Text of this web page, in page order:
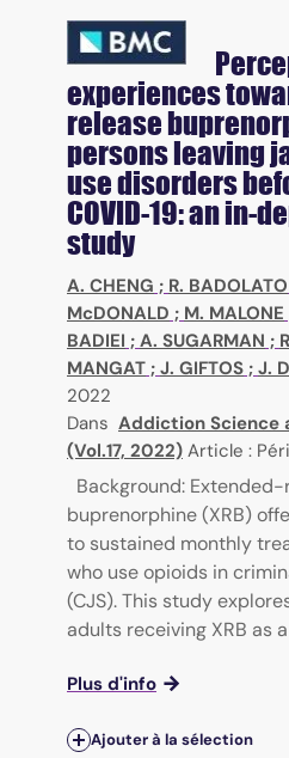
experiences
release
persons leaving
use disorders
COVID-19: an in-
study
A. CHENG ; R. BADOLATO
McDONALD ; M. MALONE
BADIEI ; A. SUGARMAN ;
MANGAT ; J. GIFTOS ; J.
2022
Dans Addiction Science
(Vol.17, 2022) Article :
Background:
buprenorphine (XRB)
to sustained monthly
who use opioids in
(CJS). This study
adults receiving XRB as
Plus d'info
Ajouter à la sélection